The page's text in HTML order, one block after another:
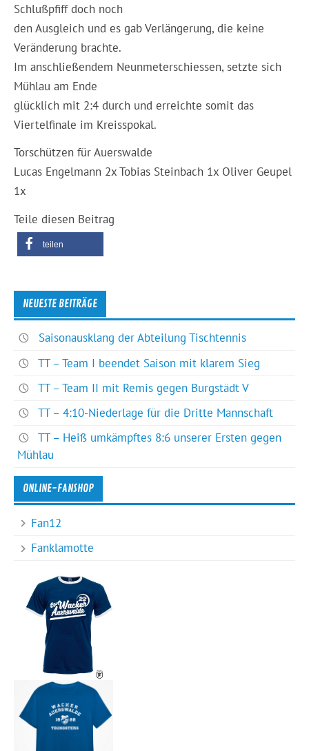
Schlußpfiff doch noch
den Ausgleich und es gab Verlängerung, die keine
Veränderung brachte.
Im anschließendem Neunmeterschiessen, setzte sich
Mühlau am Ende
glücklich mit 2:4 durch und erreichte somit das
Viertelfinale im Kreisspokal.
Torschützen für Auerswalde
Lucas Engelmann 2x Tobias Steinbach 1x Oliver Geupel
1x
Teile diesen Beitrag
teilen
NEUESTE BEITRÄGE
Saisonausklang der Abteilung Tischtennis
TT – Team I beendet Saison mit klarem Sieg
TT – Team II mit Remis gegen Burgstädt V
TT – 4:10-Niederlage für die Dritte Mannschaft
TT – Heiß umkämpftes 8:6 unserer Ersten gegen
Mühlau
ONLINE-FANSHOP
Fan12
Fanklamotte